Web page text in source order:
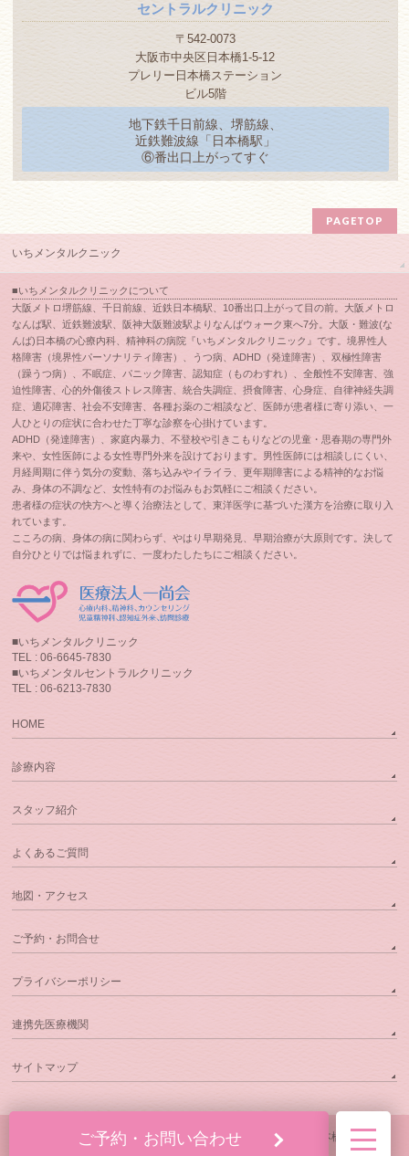
ご予約・お問い合わせ
セントラルクリニック
〒542-0073
大阪市中央区日本橋1-5-12
プレリー日本橋ステーション
ビル5階
地下鉄千日前線、堺筋線、
近鉄難波線「日本橋駅」
⑥番出口上がってすぐ
PAGETOP
いちメンタルクニック
■いちメンタルクリニックについて
大阪メトロ堺筋線、千日前線、近鉄日本橋駅、10番出口上がって目の前。大阪メトロ
なんば駅、近鉄難波駅、阪神大阪難波駅よりなんばウォーク東へ7分。大阪・難波(な
んば)日本橋の心療内科、精神科の病院『いちメンタルクリニック』です。境界性人
格障害（境界性パーソナリティ障害）、うつ病、ADHD（発達障害）、双極性障害
（躁うつ病）、不眠症、パニック障害、認知症（ものわすれ）、全般性不安障害、強
迫性障害、心的外傷後ストレス障害、統合失調症、摂食障害、心身症、自律神経失調
症、適応障害、社会不安障害、各種お薬のご相談など、医師が患者様に寄り添い、一
人ひとりの症状に合わせた丁寧な診察を心掛けています。
ADHD（発達障害）、家庭内暴力、不登校や引きこもりなどの児童・思春期の専門外
来や、女性医師による女性専門外来を設けております。男性医師には相談しにくい、
月経周期に伴う気分の変動、落ち込みやイライラ、更年期障害による精神的なお悩
み、身体の不調など、女性特有のお悩みもお気軽にご相談ください。
患者様の症状の快方へと導く治療法として、東洋医学に基づいた漢方を治療に取り入
れています。
こころの病、身体の病に関わらず、やはり早期発見、早期治療が大原則です。決して
自分ひとりでは悩まれずに、一度わたしたちにご相談ください。
■いちメンタルクリニック
TEL : 06-6645-7830
■いちメンタルセントラルクリニック
TEL : 06-6213-7830
HOME
診療内容
スタッフ紹介
よくあるご質問
地図・アクセス
ご予約・お問合せ
プライバシーポリシー
連携先医療機関
サイトマップ
Copyright © 2026いちメンタルクリニック｜大阪なんば・日本橋の心療内